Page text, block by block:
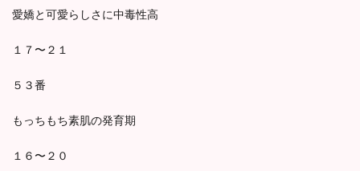
愛嬌と可愛らしさに中毒性高
１７〜２１
５３番
もっちもち素肌の発育期
１６〜２０